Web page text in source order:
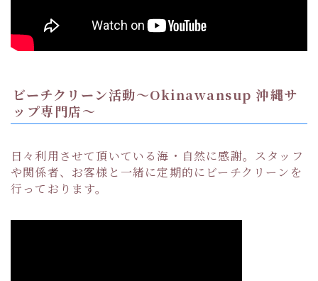
ビーチクリーン活動〜Okinawansup 沖縄サ
ップ専門店〜
日々利用させて頂いている海・自然に感謝。スタッフ
や関係者、お客様と一緒に定期的にビーチクリーンを
行っております。